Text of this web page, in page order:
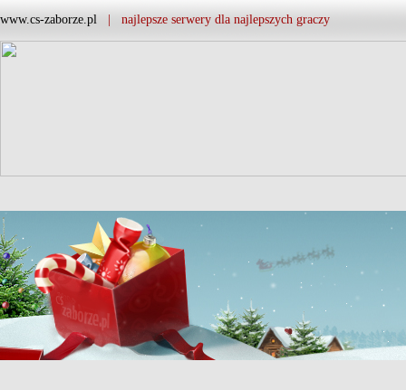
www.cs-zaborze.pl | najlepsze serwery dla najlepszych graczy